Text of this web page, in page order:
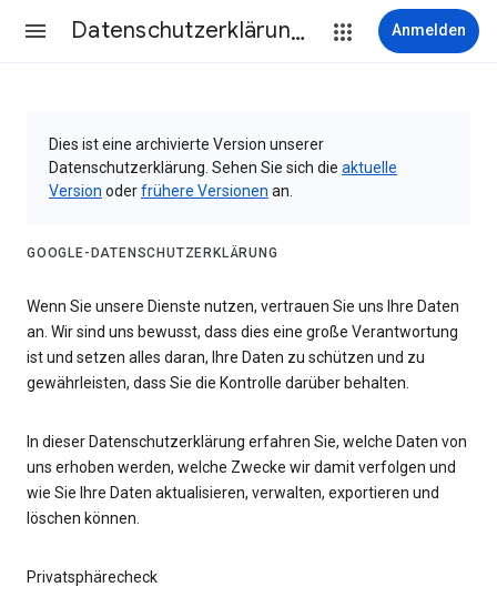
Datenschutzerklärung & Nutzungsbedingungen Anmelden
Dies ist eine archivierte Version unserer
Datenschutzerklärung. Sehen Sie sich die aktuelle
Version oderfrühere Versionen an.
GOOGLE-DATENSCHUTZERKLÄRUNG
Wenn Sie unsere Dienste nutzen, vertrauen Sie uns Ihre Daten
an. Wir sind uns bewusst, dass dies eine große Verantwortung
ist und setzen alles daran, Ihre Daten zu schützen und zu
gewährleisten, dass Sie die Kontrolle darüber behalten.
In dieser Datenschutzerklärung erfahren Sie, welche Daten von
uns erhoben werden, welche Zwecke wir damit verfolgen und
wie Sie Ihre Daten aktualisieren, verwalten, exportieren und
löschen können.
Privatsphärecheck